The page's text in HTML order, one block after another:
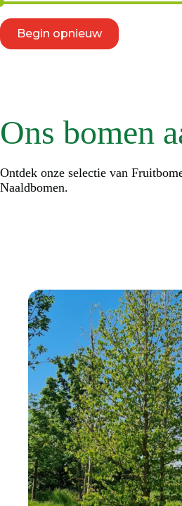
Ons bomen
Ontdek onze selectie van
Naaldbomen.
Begin opnieuw